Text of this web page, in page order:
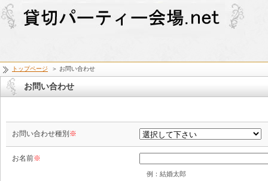
トップページ ＞ お問い合わせ
お問い合わせ
お問い合わせ種別 ※
お名前※
例：結婚太郎